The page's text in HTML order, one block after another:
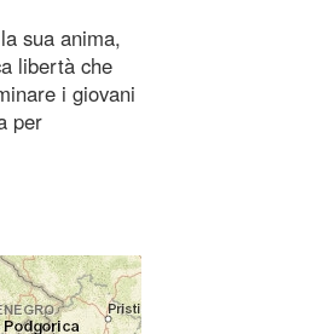
sua anima,
libertà che
i giovani
per